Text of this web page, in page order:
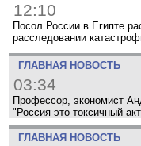
12:10
Посол России в Египте
расследовании
ГЛАВНАЯ НОВОСТЬ
03:34
Профессор, экономист
"Россия это токсичный
ГЛАВНАЯ НОВОСТЬ